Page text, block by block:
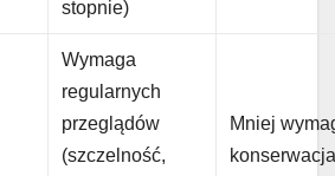
stopnie)
Wymaga
regularnych
przeglądów
(szczelność,
Mniej